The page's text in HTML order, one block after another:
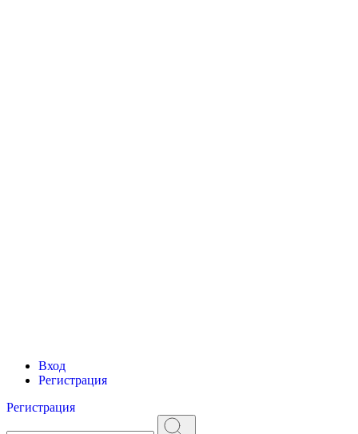
Вход
Регистрация
Регистрация